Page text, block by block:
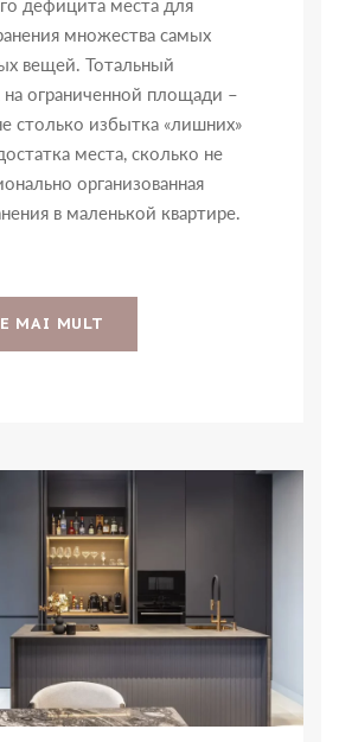
дефицита места для
множества самых
вещей. Тотальный
на ограниченной площади –
столько избытка «лишних»
места, сколько не
организованная
в маленькой квартире.
MAI MULT